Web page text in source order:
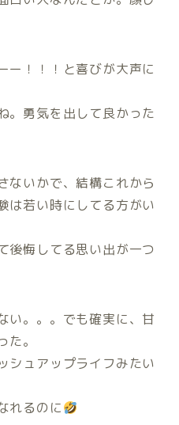
ー！！！と喜びが大声に
。勇気を出して良かった
ないかで、結構これから
は若い時にしてる方がい
後悔してる思い出が一つ
い。。。でも確実に、甘
。
シュアップライフみたい
れるのに